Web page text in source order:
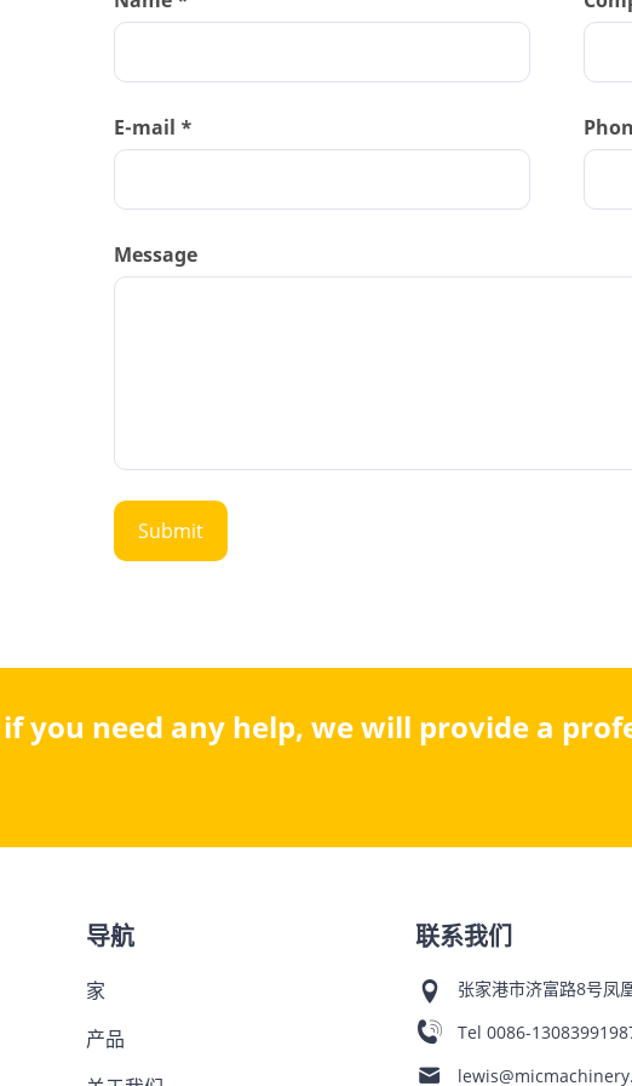
E-mail *
Message
you need any help, we will provide a
导航
家
产品
联系我们
张家港市济富路8号凤
Tel 0086-